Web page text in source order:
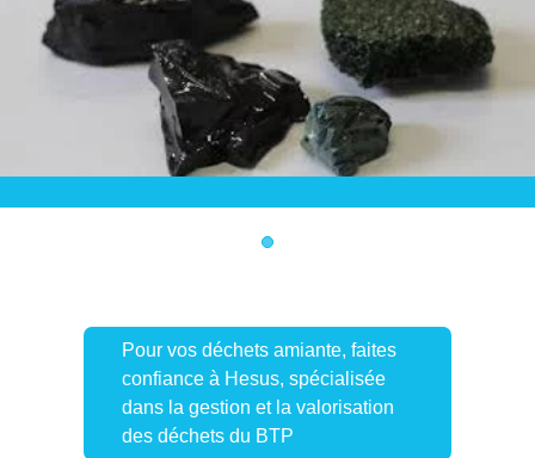
1
Pour vos déchets amiante, faites
confiance à Hesus, spécialisée
dans la gestion et la valorisation
des déchets du BTP